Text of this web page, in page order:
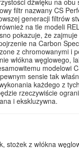
dźwięku na obu
filtr nazwany CS
generacji filtrów
na tle modeli
pokazuje, że
na Carbon
z chromowanymi i
włókna węglowego,
modelowi
sensie tak
każdego z
rzeczywiście
i ekskluzywna.
stożek z włókna